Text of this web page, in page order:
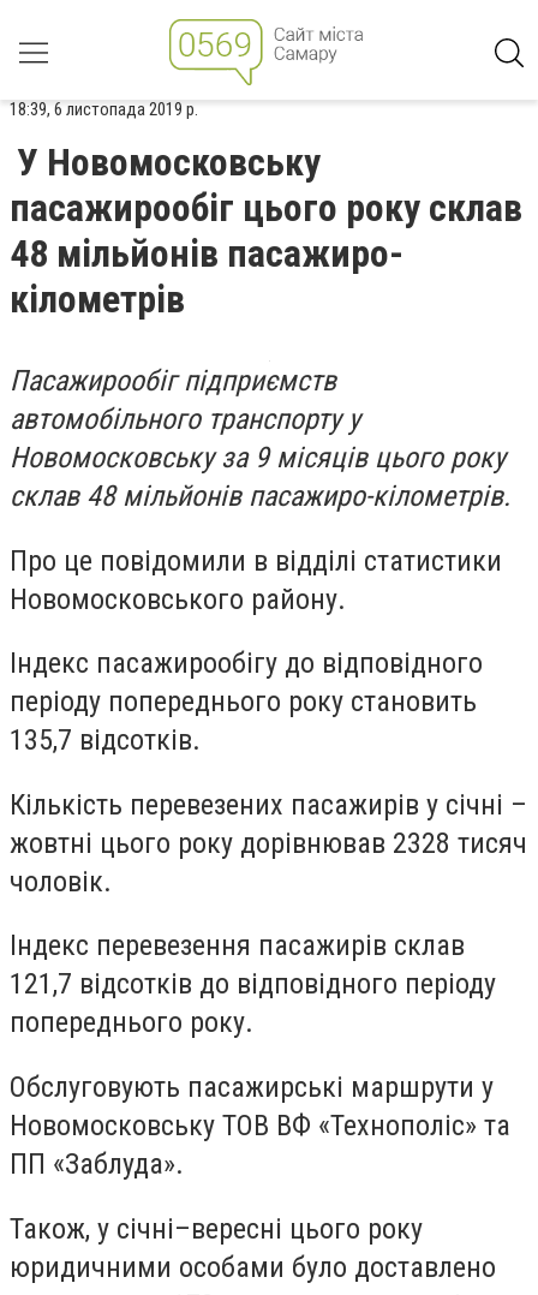
18:39, 6 листопада 2019 р.
У Новомосковську
пасажирообіг цього року склав
48 мільйонів пасажиро-
кілометрів
Пасажирообіг підприємств
автомобільного транспорту у
Новомосковську за 9 місяців цього року
склав 48 мільйонів пасажиро-кілометрів.
Про це повідомили в відділі статистики
Новомосковського району.
Індекс пасажирообігу до відповідного
періоду попереднього року становить
135,7 відсотків.
Кількість перевезених пасажирів у січні –
жовтні цього року дорівнював 2328 тисяч
чоловік.
Індекс перевезення пасажирів склав
121,7 відсотків до відповідного періоду
попереднього року.
Обслуговують пасажирські маршрути у
Новомосковську ТОВ ВФ «Технополіс» та
ПП «Заблуда».
Також, у січні–вересні цього року
юридичними особами було доставлено